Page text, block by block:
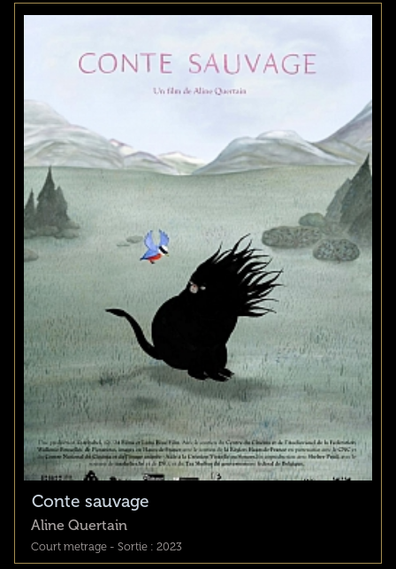
Conte sauvage
Aline Quertain
Court metrage - Sortie : 2023